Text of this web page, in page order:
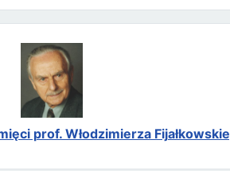
prof. Włodzimierza